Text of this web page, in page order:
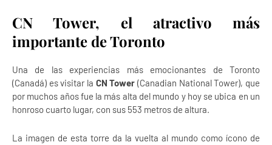
CN Tower, el atractivo más
importante de Toronto
Una de las experiencias más emocionantes de Toronto
(Canadá) es visitar la CN Tower (Canadian National Tower), que
por muchos años fue la más alta del mundo y hoy se ubica en un
honroso cuarto lugar, con sus 553 metros de altura.
La imagen de esta torre da la vuelta al mundo como ícono de